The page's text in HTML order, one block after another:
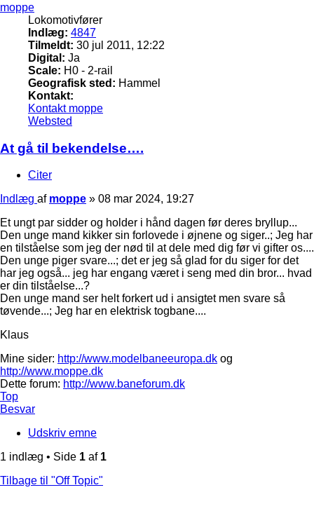
moppe
Lokomotivfører
Indlæg: 4847
Tilmeldt: 30 jul 2011, 12:22
Digital: Ja
Scale: H0 - 2-rail
Geografisk sted: Hammel
Kontakt:
Kontakt moppe
Websted
At gå til bekendelse….
Citer
Indlæg af moppe » 08 mar 2024, 19:27
Et ungt par sidder og holder i hånd dagen før deres bryllup...
Den unge mand kikker sin forlovede i øjnene og siger..; Jeg har
en tilståelse som jeg der nød til at dele med dig før vi gifter os....
Den unge piger svare...; det er jeg så glad for du siger for det
har jeg også... jeg har engang været i seng med din bror... hvad
er din tilståelse...?
Den unge mand ser helt forkert ud i ansigtet men svare så
tøvende...; Jeg har en elektrisk togbane....
Klaus
Mine sider: http://www.modelbaneeuropa.dk og
http://www.moppe.dk
Dette forum: http://www.baneforum.dk
Top
Besvar
Udskriv emne
1 indlæg • Side 1 af 1
Tilbage til "Off Topic"